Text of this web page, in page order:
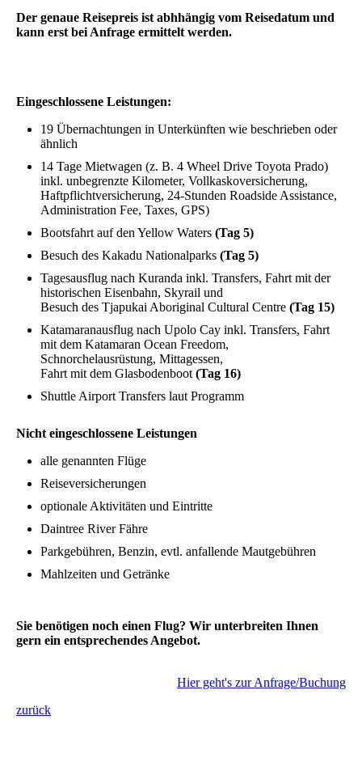
Der genaue Reisepreis ist abhhängig vom Reisedatum und
kann erst bei Anfrage ermittelt werden.
Eingeschlossene Leistungen:
19 Übernachtungen in Unterkünften wie beschrieben oder
ähnlich
14 Tage Mietwagen (z. B. 4 Wheel Drive Toyota Prado)
inkl. unbegrenzte Kilometer, Vollkaskoversicherung,
Haftpflichtversicherung, 24-Stunden Roadside Assistance,
Administration Fee, Taxes, GPS)
Bootsfahrt auf den Yellow Waters (Tag 5)
Besuch des Kakadu Nationalparks (Tag 5)
Tagesausflug nach Kuranda inkl. Transfers, Fahrt mit der
historischen Eisenbahn, Skyrail und
Besuch des Tjapukai Aboriginal Cultural Centre (Tag 15)
Katamaranausflug nach Upolo Cay inkl. Transfers, Fahrt
mit dem Katamaran Ocean Freedom,
Schnorchelausrüstung, Mittagessen,
Fahrt mit dem Glasbodenboot (Tag 16)
Shuttle Airport Transfers laut Programm
Nicht eingeschlossene Leistungen
alle genannten Flüge
Reiseversicherungen
optionale Aktivitäten und Eintritte
Daintree River Fähre
Parkgebühren, Benzin, evtl. anfallende Mautgebühren
Mahlzeiten und Getränke
Sie benötigen noch einen Flug? Wir unterbreiten Ihnen
gern ein entsprechendes Angebot.
Hier geht's zur Anfrage/Buchung
zurück